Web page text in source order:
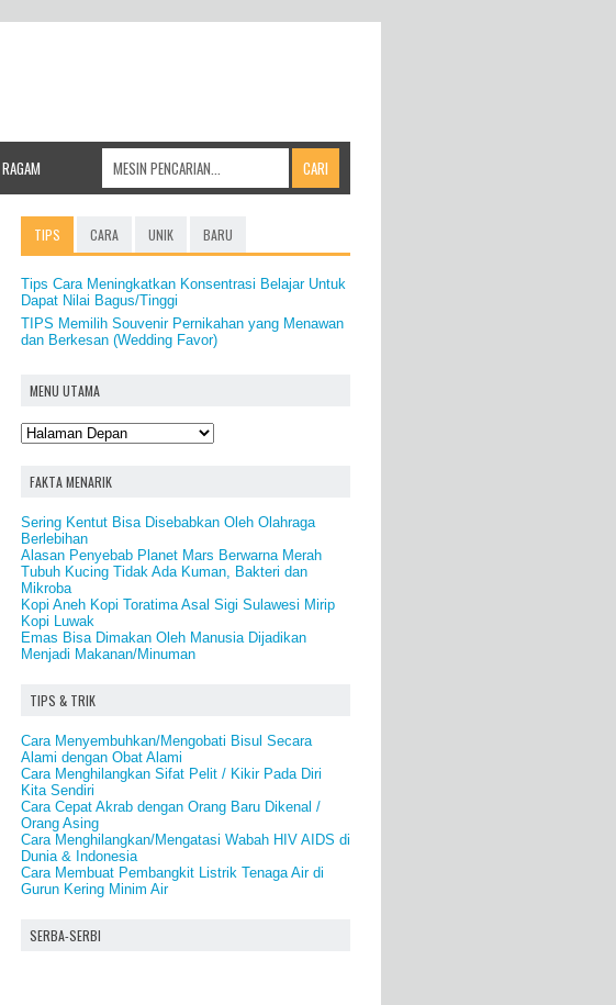
RAGAM
TIPS CARA UNIK BARU
Tips Cara Meningkatkan Konsentrasi Belajar Untuk
Dapat Nilai Bagus/Tinggi
TIPS Memilih Souvenir Pernikahan yang Menawan
dan Berkesan (Wedding Favor)
MENU UTAMA
FAKTA MENARIK
Sering Kentut Bisa Disebabkan Oleh Olahraga
Berlebihan
Alasan Penyebab Planet Mars Berwarna Merah
Tubuh Kucing Tidak Ada Kuman, Bakteri dan
Mikroba
Kopi Aneh Kopi Toratima Asal Sigi Sulawesi Mirip
Kopi Luwak
Emas Bisa Dimakan Oleh Manusia Dijadikan
Menjadi Makanan/Minuman
TIPS & TRIK
Cara Menyembuhkan/Mengobati Bisul Secara
Alami dengan Obat Alami
Cara Menghilangkan Sifat Pelit / Kikir Pada Diri
Kita Sendiri
Cara Cepat Akrab dengan Orang Baru Dikenal /
Orang Asing
Cara Menghilangkan/Mengatasi Wabah HIV AIDS di
Dunia & Indonesia
Cara Membuat Pembangkit Listrik Tenaga Air di
Gurun Kering Minim Air
SERBA-SERBI